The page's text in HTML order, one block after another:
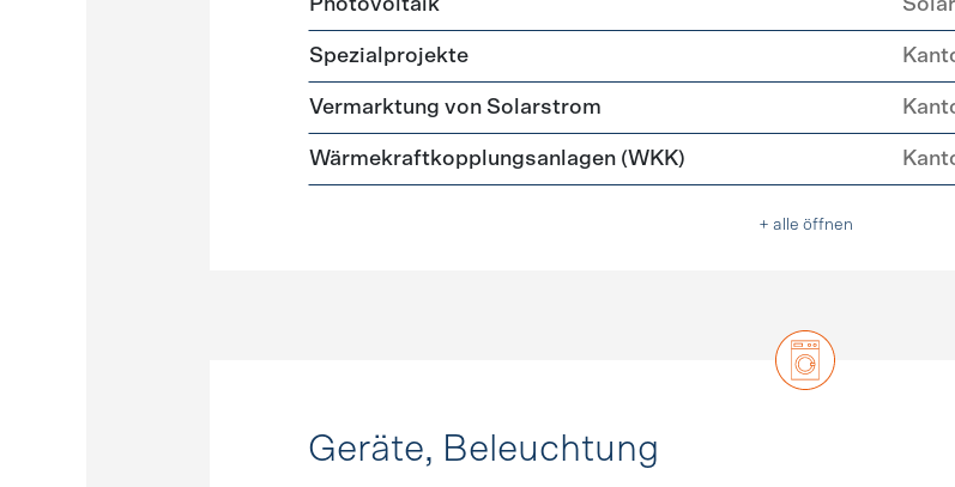
Photovoltaik
Spezialprojekte
Vermarktung von Solarstrom
Wärmekraftkopplungsanlagen (WKK)
+ alle öffnen
Geräte, Beleuchtung